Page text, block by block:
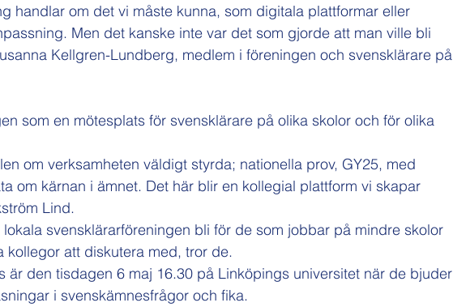
handlar om det vi måste kunna, som digitala plattformar eller
Men det kanske inte var det som gjorde att man ville bli
Kellgren-Lundberg, medlem i föreningen och svensklärare på
som en mötesplats för svensklärare på olika skolor och för olika
om verksamheten väldigt styrda; nationella prov, GY25, med
om kärnan i ämnet. Det här blir en kollegial plattform vi skapar
Lind.
svensklärarföreningen bli för de som jobbar på mindre skolor
kollegor att diskutera med, tror de.
är den tisdagen 6 maj 16.30 på Linköpings universitet när de bjuder
i svenskämnesfrågor och fika.